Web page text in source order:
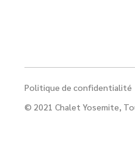
Politique de confidentialité
© 2021 Chalet Yosemite,